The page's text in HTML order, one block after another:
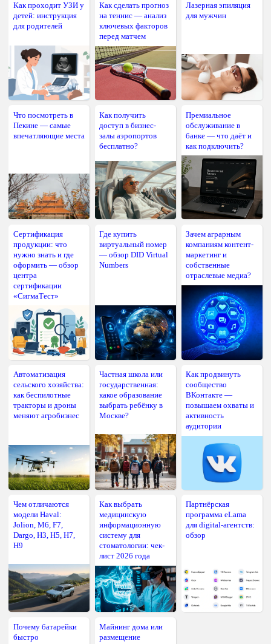
Как проходит УЗИ у
детей: инструкция
для родителей
Как сделать прогноз
на теннис — анализ
ключевых факторов
перед матчем
Лазерная эпиляция
для мужчин
Что посмотреть в
Пекине — самые
впечатляющие места
Как получить
доступ в бизнес-
залы аэропортов
бесплатно?
Премиальное
обслуживание в
банке — что даёт и
как подключить?
Сертификация
продукции: что
нужно знать и где
оформить — обзор
центра
сертификации
«СигмаТест»
Где купить
виртуальный номер
— обзор DID Virtual
Numbers
Зачем аграрным
компаниям контент-
маркетинг и
собственные
отраслевые медиа?
Автоматизация
сельского хозяйства:
как беспилотные
тракторы и дроны
меняют агробизнес
Частная школа или
государственная:
какое образование
выбрать ребёнку в
Москве?
Как продвинуть
сообщество
ВКонтакте —
повышаем охваты и
активность
аудитории
Чем отличаются
модели Haval:
Jolion, M6, F7,
Dargo, H3, H5, H7,
H9
Как выбрать
медицинскую
информационную
систему для
стоматологии: чек-
лист 2026 года
Партнёрская
программа eLama
для digital-агентств:
обзор
Почему батарейки
быстро
Майнинг дома или
размещение